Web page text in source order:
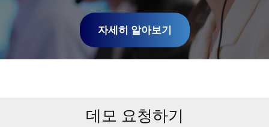
자세히 알아보기
데모 요청하기